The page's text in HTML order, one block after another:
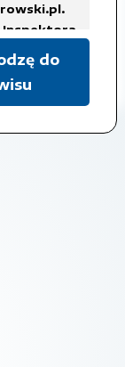
.
Inspektora
fax.: 737
,
do
metadane